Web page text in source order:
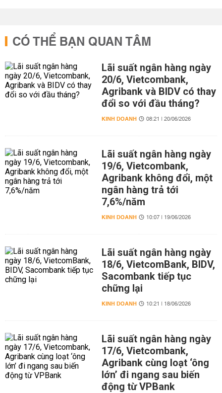
CÓ THỂ BẠN QUAN TÂM
Lãi suất ngân hàng ngày
20/6, Vietcombank,
Agribank và BIDV có thay
đổi so với đầu tháng?
KINH DOANH 08:21 | 20/06/2026
Lãi suất ngân hàng ngày
19/6, Vietcombank,
Agribank không đổi, một
ngân hàng trả tới
7,6%/năm
KINH DOANH 10:07 | 19/06/2026
Lãi suất ngân hàng ngày
18/6, VietcomBank, BIDV,
Sacombank tiếp tục
chững lại
KINH DOANH 10:21 | 18/06/2026
Lãi suất ngân hàng ngày
17/6, Vietcombank,
Agribank cùng loạt ‘ông
lớn’ đi ngang sau biến
động từ VPBank